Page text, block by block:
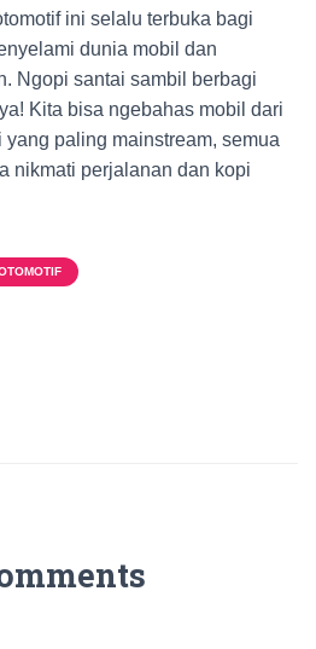
ini selalu terbuka bagi
dunia mobil dan
Ngopi santai sambil berbagi
Kita bisa ngebahas mobil dari
paling mainstream, semua
nikmati perjalanan dan kopi